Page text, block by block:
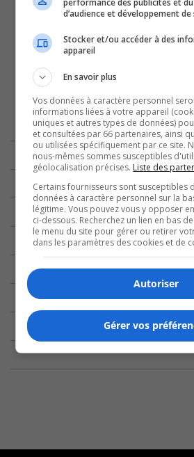
d’audience et développement de
Stocker et/ou accéder à des
appareil
En savoir plus
Vos données à caractère personnel
informations liées à votre appareil
uniques et autres types de données)
et consultées par 66 partenaires, ainsi
ou utilisées spécifiquement par ce site.
nous-mêmes sommes susceptibles
géolocalisation précises. Liste des
Certains fournisseurs sont susceptibles
données à caractère personnel sur la
légitime. Vous pouvez vous y opposer
ci-dessous. Recherchez un lien en bas
le menu du site pour gérer ou retirer
dans les paramètres des cookies et de
Autoriser
Gérer vos